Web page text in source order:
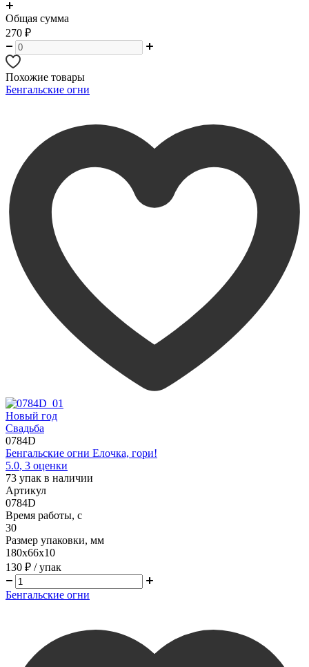
Общая сумма
270 ₽
Похожие товары
Бенгальские огни
Новый год
Свадьба
0784D
Бенгальские огни Елочка, гори!
5.0, 3 оценки
73 упак в наличии
Артикул
0784D
Время работы, с
30
Размер упаковки, мм
180х66х10
130 ₽ / упак
Бенгальские огни